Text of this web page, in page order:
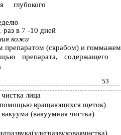
глубокого
раз в 7 -10 дней
кожи
препаратом (скрабом) и гоммажем
препарата, содержащего
53
лица
вращающихся щеток)
(вакуумная чистка)